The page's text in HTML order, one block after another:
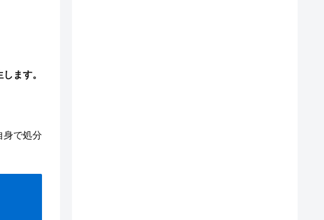
ます。
身で処分